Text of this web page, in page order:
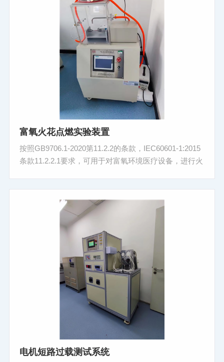
富氧火花点燃实验装置
按照GB9706.1-2020第11.2.2的条款，IEC60601-1:2015
条款11.2.2.1要求，可用于对富氧环境医疗设备，进行火
电机短路过载测试系统